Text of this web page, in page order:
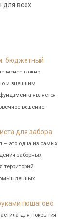
для всех
бюджетный
менее важно
и внешним
является
решение,
для забора
– это одна из самых
заборных
территорий
пошагово:
для покрытия